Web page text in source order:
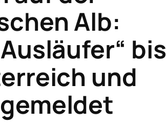
Alb:
bis
und